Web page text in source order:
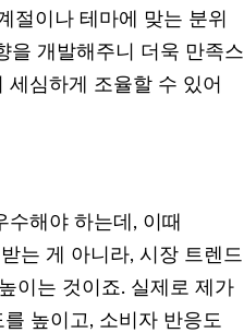
절이나 테마에 맞는 분위
을 개발해주니 더욱 만족스
심하게 조율할 수 있어
해야 하는데, 이때
는 게 아니라, 시장 트렌드
이는 것이죠. 실제로 제가
높이고, 소비자 반응도